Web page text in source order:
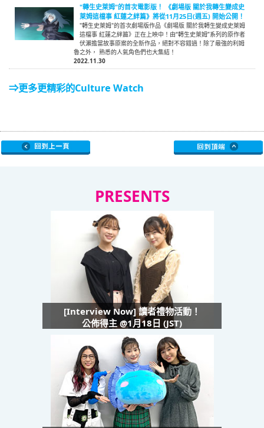
"轉生史萊姆"的首次電影版！ 《劇場版 關於我轉生變成史
萊姆這檔事 紅蓮之絆篇》將從11月25日(週五) 開始公開！
"轉生史萊姆"的首次劇場版作品《劇場版 關於我轉生變成史萊姆
這檔事 紅蓮之絆篇》正在上映中！由“轉生史萊姆”系列的原作者
伏瀨擔當故事原案的全新作品，絕對不容錯過！除了最強的利姆
魯之外， 熟悉的人氣角色們也大集結！
2022.11.30
⇒更多更精彩的Culture Watch
PRESENTS
[Interview Now] 讀者禮物活動！
公佈得主 @1月18日 (JST)